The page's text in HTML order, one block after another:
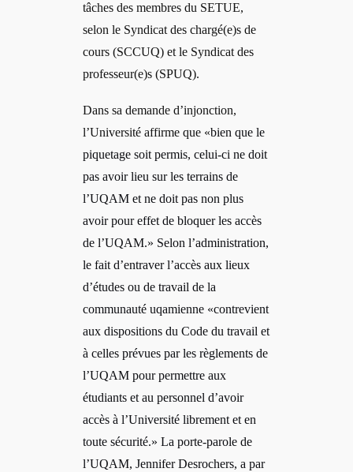
tâches des membres du SETUE,
selon le Syndicat des chargé(e)s de
cours (SCCUQ) et le Syndicat des
professeur(e)s (SPUQ).
Dans sa demande d’injonction,
l’Université affirme que «bien que le
piquetage soit permis, celui-ci ne doit
pas avoir lieu sur les terrains de
l’UQAM et ne doit pas non plus
avoir pour effet de bloquer les accès
de l’UQAM.» Selon l’administration,
le fait d’entraver l’accès aux lieux
d’études ou de travail de la
communauté uqamienne «contrevient
aux dispositions du Code du travail et
à celles prévues par les règlements de
l’UQAM pour permettre aux
étudiants et au personnel d’avoir
accès à l’Université librement et en
toute sécurité.» La porte-parole de
l’UQAM, Jennifer Desrochers, a par